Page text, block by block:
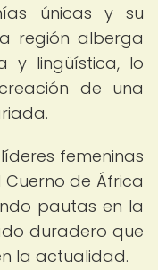
únicas y su
región alberga
y lingüística, lo
de una
femeninas
de África
pautas en la
duradero que
la actualidad.